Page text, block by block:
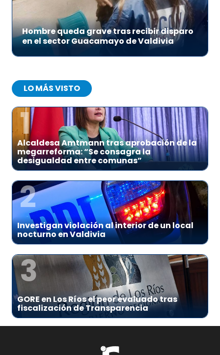
Hombre queda grave tras recibir disparo
en el sector Guacamayo de Valdivia
LO MÁS VISTO
1
Alcaldesa Amtmann tras aprobación de la
megarreforma: “Se consagra la
desigualdad entre comunas”
2
Investigan violación al interior de un local
nocturno en Valdivia
3
GORE en Los Ríos el peor evaluado tras
fiscalización de Transparencia